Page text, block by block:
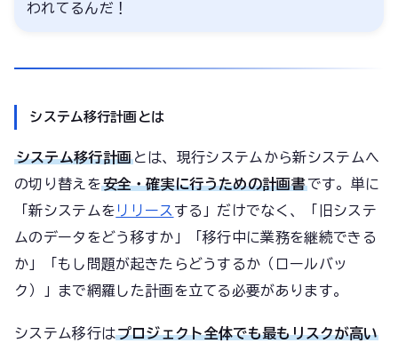
われてるんだ！
システム移行計画とは
システム移行計画とは、現行システムから新システムへ
の切り替えを安全・確実に行うための計画書です。単に
「新システムを リリース する」だけでなく、「旧システ
ムのデータをどう移すか」「移行中に業務を継続できる
か」「もし問題が起きたらどうするか（ロールバッ
ク）」まで網羅した計画を立てる必要があります。
システム移行はプロジェクト全体でも最もリスクが高い